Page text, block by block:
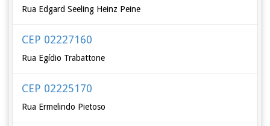
Rua Edgard Seeling Heinz Peine
CEP 02227160
Rua Egídio Trabattone
CEP 02225170
Rua Ermelindo Pietoso